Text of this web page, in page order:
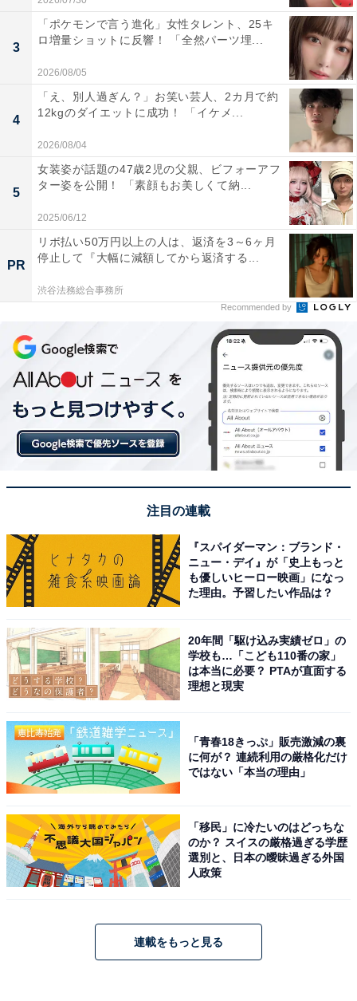
3
「ポケモンで言う進化」女性タレント、25キ
ロ増量ショットに反響！ 「全然パーツ埋...
2026/08/05
4
「え、別人過ぎん？」お笑い芸人、2カ月で約
12kgのダイエットに成功！ 「イケメ...
2026/08/04
5
女装姿が話題の47歳2児の父親、ビフォーアフ
ター姿を公開！ 「素顔もお美しくて納...
2025/06/12
PR
リボ払い50万円以上の人は、返済を3～6ヶ月
停止して『大幅に減額してから返済する...
渋谷法務総合事務所
Recommended by
注目の連載
『スパイダーマン：ブランド・
ニュー・デイ』が「史上もっと
も優しいヒーロー映画」になっ
た理由。予習したい作品は？
20年間「駆け込み実績ゼロ」の
学校も…「こども110番の家」
は本当に必要？ PTAが直面する
理想と現実
「青春18きっぷ」販売激減の裏
に何が？ 連続利用の厳格化だけ
ではない「本当の理由」
「移民」に冷たいのはどっちな
のか？ スイスの厳格過ぎる学歴
選別と、日本の曖昧過ぎる外国
人政策
連載をもっと見る